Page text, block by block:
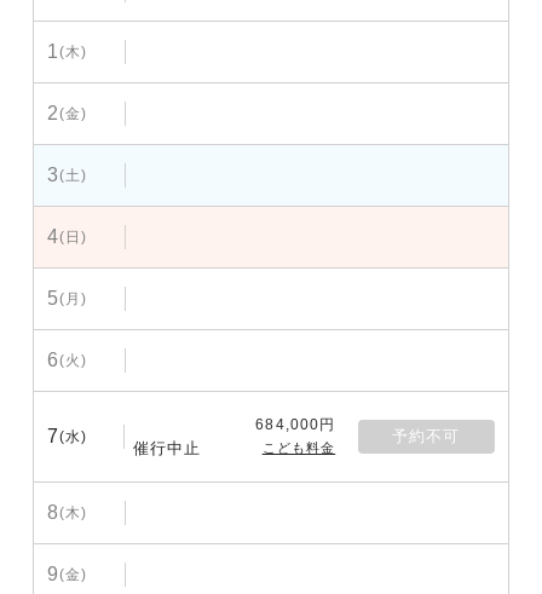
1(木)
2(金)
3(土)
4(日)
5(月)
6(火)
7(水)
催行中止
684,000円
こども料金
予約不可
8(木)
9(金)